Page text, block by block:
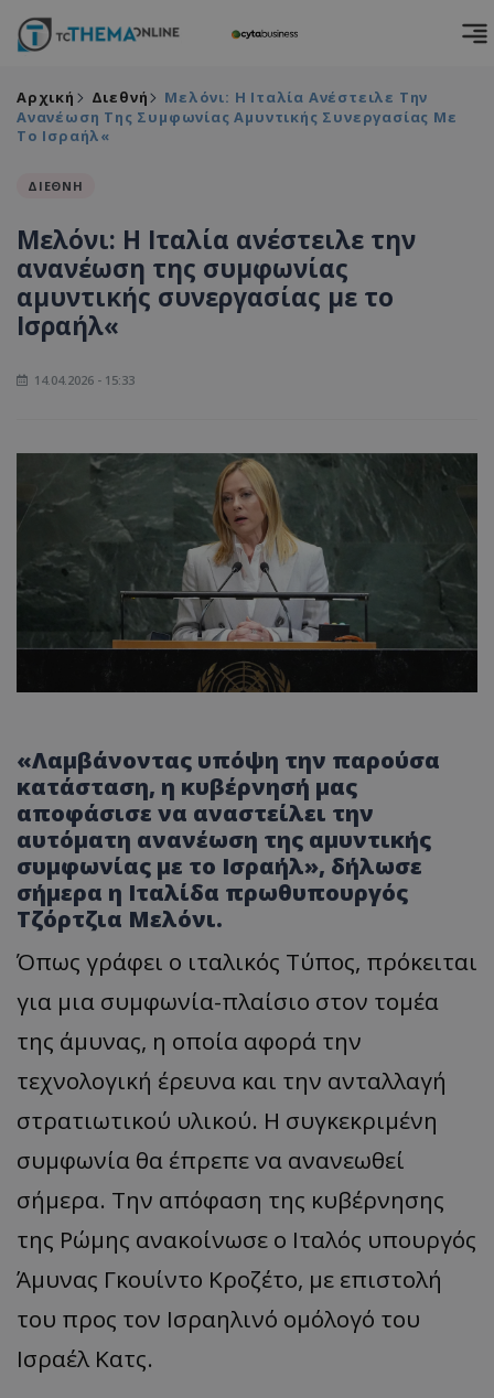
Αρχική Διεθνή
Μελόνι: Η Ιταλία Ανέστειλε Την
Ανανέωση Της Συμφωνίας Αμυντικής Συνεργασίας Με
Το Ισραήλ«
ΔΙΕΘΝΗ
Μελόνι: Η Ιταλία ανέστειλε την
ανανέωση της συμφωνίας
αμυντικής συνεργασίας με το
Ισραήλ«
14.04.2026 - 15:33
«Λαμβάνοντας υπόψη την παρούσα
κατάσταση, η κυβέρνησή μας
αποφάσισε να αναστείλει την
αυτόματη ανανέωση της αμυντικής
συμφωνίας με το Ισραήλ», δήλωσε
σήμερα η Ιταλίδα πρωθυπουργός
Τζόρτζια Μελόνι.
Όπως γράφει ο ιταλικός Τύπος, πρόκειται
για μια συμφωνία-πλαίσιο στον τομέα
της άμυνας, η οποία αφορά την
τεχνολογική έρευνα και την ανταλλαγή
στρατιωτικού υλικού. Η συγκεκριμένη
συμφωνία θα έπρεπε να ανανεωθεί
σήμερα. Την απόφαση της κυβέρνησης
της Ρώμης ανακοίνωσε ο Ιταλός υπουργός
Άμυνας Γκουίντο Κροζέτο, με επιστολή
του προς τον Ισραηλινό ομόλογό του
Ισραέλ Κατς.